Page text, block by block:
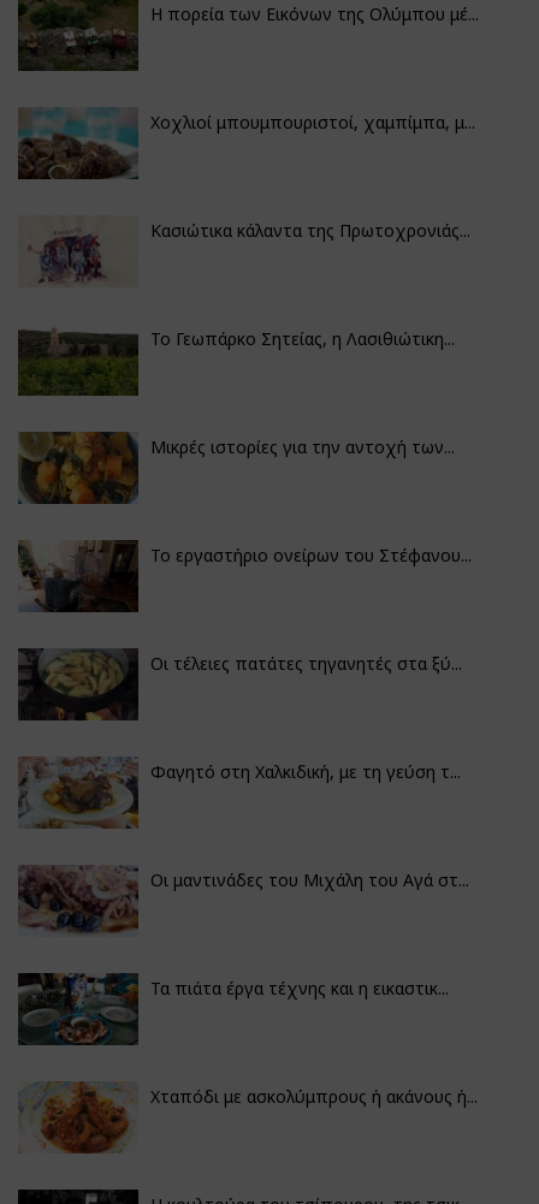
Η πορεία των Εικόνων της Ολύμπου μέ...
Χοχλιοί μπουμπουριστοί, χαμπίμπα, μ...
Κασιώτικα κάλαντα της Πρωτοχρονιάς...
Το Γεωπάρκο Σητείας, η Λασιθιώτικη...
Μικρές ιστορίες για την αντοχή των...
Το εργαστήριο ονείρων του Στέφανου...
Οι τέλειες πατάτες τηγανητές στα ξύ...
Φαγητό στη Χαλκιδική, με τη γεύση τ...
Οι μαντινάδες του Μιχάλη του Αγά στ...
Τα πιάτα έργα τέχνης και η εικαστικ...
Χταπόδι με ασκολύμπρους ή ακάνους ή...